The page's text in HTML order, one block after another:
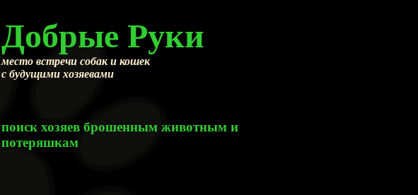
Добрые Руки
место встречи собак и кошек
с будущими хозяевами
поиск хозяев брошенным животным и
потеряшкам